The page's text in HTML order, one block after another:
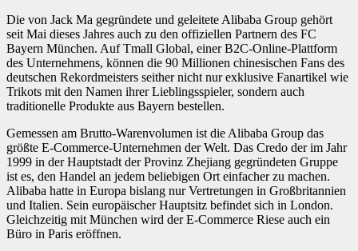
Die von Jack Ma gegründete und geleitete Alibaba Group gehört
seit Mai dieses Jahres auch zu den offiziellen Partnern des FC
Bayern München. Auf Tmall Global, einer B2C-Online-Plattform
des Unternehmens, können die 90 Millionen chinesischen Fans des
deutschen Rekordmeisters seither nicht nur exklusive Fanartikel wie
Trikots mit den Namen ihrer Lieblingsspieler, sondern auch
traditionelle Produkte aus Bayern bestellen.
Gemessen am Brutto-Warenvolumen ist die Alibaba Group das
größte E-Commerce-Unternehmen der Welt. Das Credo der im Jahr
1999 in der Hauptstadt der Provinz Zhejiang gegründeten Gruppe
ist es, den Handel an jedem beliebigen Ort einfacher zu machen.
Alibaba hatte in Europa bislang nur Vertretungen in Großbritannien
und Italien. Sein europäischer Hauptsitz befindet sich in London.
Gleichzeitig mit München wird der E-Commerce Riese auch ein
Büro in Paris eröffnen.